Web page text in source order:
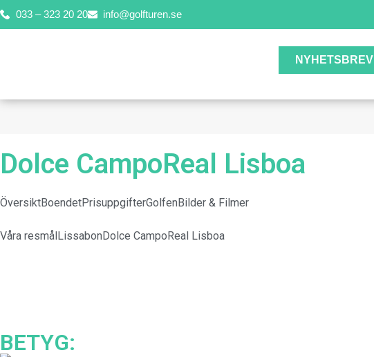
033 – 323 20 20 info@golfturen.se
NYHETSBREV
Dolce CampoReal Lisboa
ÖversiktBoendetPrisuppgifterGolfenBilder & Filmer
Våra resmålLissabonDolce CampoReal Lisboa
BETYG: